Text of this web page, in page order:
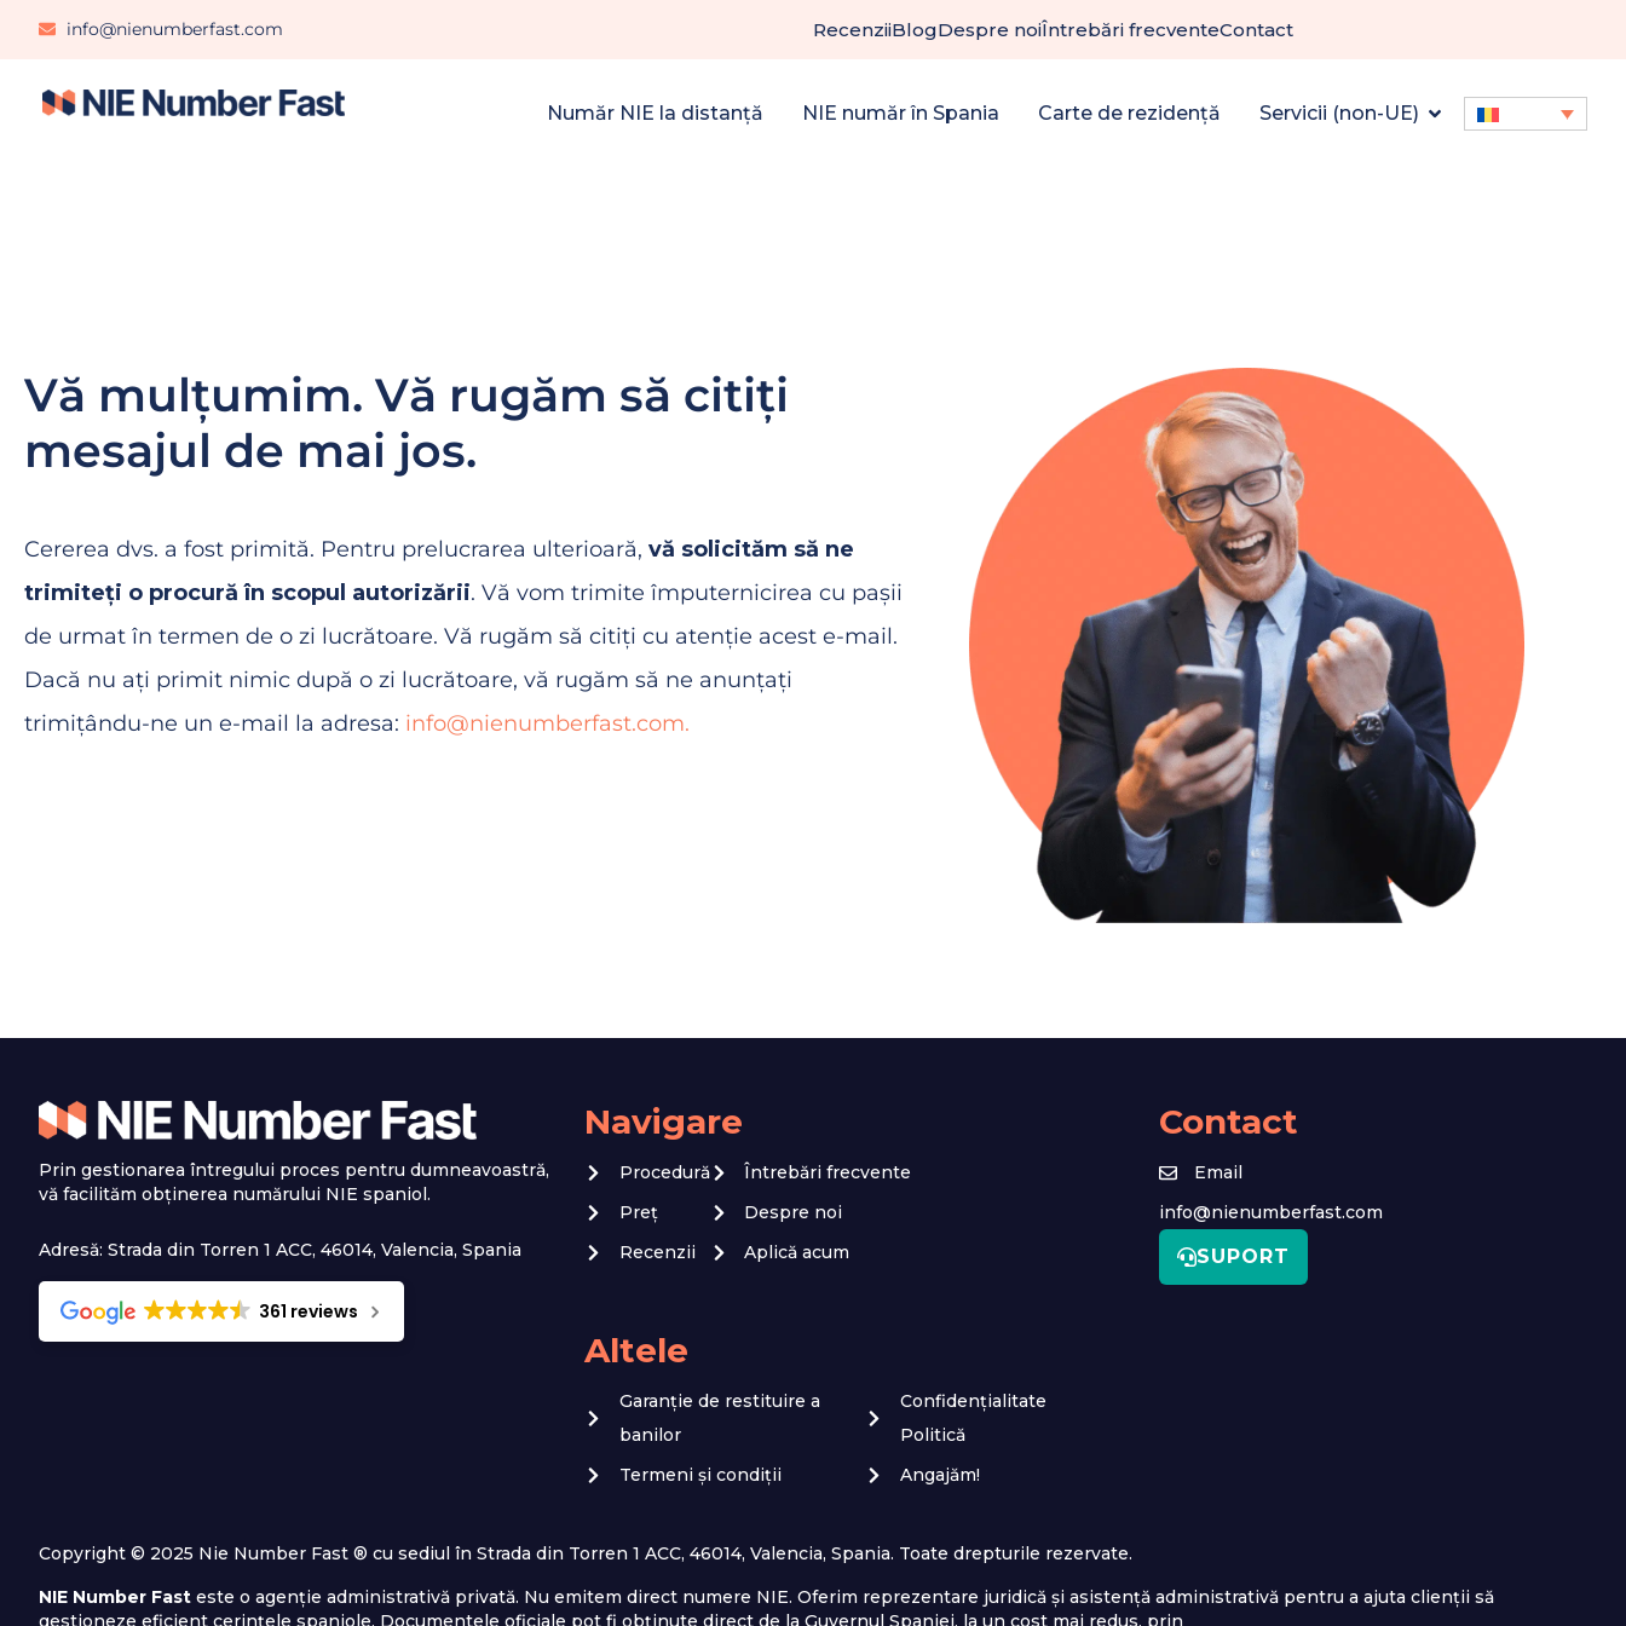
info@nienumberfast.com RecenziiBlogDespre noiÎntrebări frecventeContact
Număr NIE la distanță NIE număr în Spania Carte de rezidență Servicii (non-UE)
Vă mulțumim. Vă rugăm să citiți
mesajul de mai jos.
Cererea dvs. a fost primită. Pentru prelucrarea ulterioară, vă solicităm să ne
trimiteți o procură în scopul autorizării. Vă vom trimite împuternicirea cu pașii
de urmat în termen de o zi lucrătoare. Vă rugăm să citiți cu atenție acest e-mail.
Dacă nu ați primit nimic după o zi lucrătoare, vă rugăm să ne anunțați
trimițându-ne un e-mail la adresa: info@nienumberfast.com.
Prin gestionarea întregului proces pentru dumneavoastră,
vă facilităm obținerea numărului NIE spaniol.
Adresă: Strada din Torren 1 ACC, 46014, Valencia, Spania
361 reviews
Navigare
Procedură
Preț
Recenzii
Întrebări frecvente
Despre noi
Aplică acum
Altele
Garanție de restituire a
banilor
Termeni și condiții
Confidențialitate
Politică
Angajăm!
Contact
Email
info@nienumberfast.com
SUPORT
Copyright © 2025 Nie Number Fast ® cu sediul în Strada din Torren 1 ACC, 46014, Valencia, Spania. Toate drepturile rezervate.
NIE Number Fast este o agenție administrativă privată. Nu emitem direct numere NIE. Oferim reprezentare juridică și asistență administrativă pentru a ajuta clienții să
gestioneze eficient cerințele spaniole. Documentele oficiale pot fi obținute direct de la Guvernul Spaniei, la un cost mai redus, prin